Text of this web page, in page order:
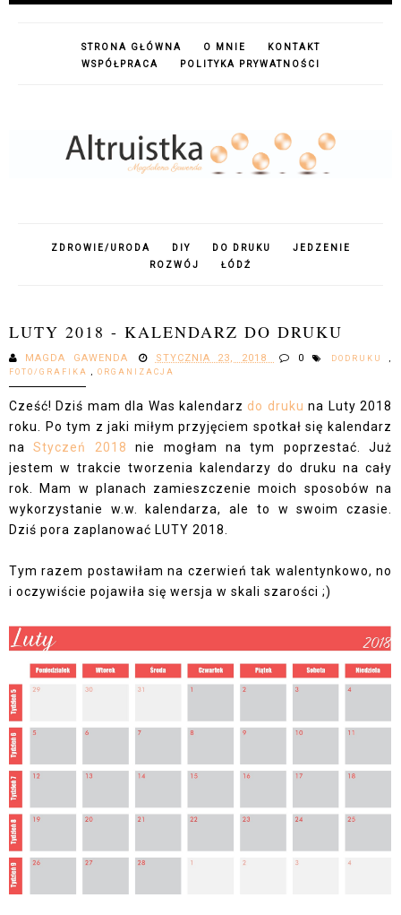
STRONA GŁÓWNA O MNIE
KONTAKT
WSPÓŁPRACA
POLITYKA PRYWATNOŚCI
ZDROWIE/URODA DIY DO DRUKU
JEDZENIE
ROZWÓJ
ŁÓDŹ
LUTY 2018 - KALENDARZ DO DRUKU
MAGDA GAWENDA STYCZNIA 23, 2018 0 DODRUKU
FOTO/GRAFIKA
ORGANIZACJA
Cześć! Dziś mam dla Was kalendarz do druku na Luty 2018
roku. Po tym z jaki miłym przyjęciem spotkał się kalendarz
na
Styczeń 2018
nie mogłam na tym poprzestać. Już
jestem w trakcie tworzenia kalendarzy do druku na cały
rok. Mam w planach zamieszczenie moich sposobów na
wykorzystanie w.w. kalendarza, ale to w swoim czasie.
Dziś pora zaplanować LUTY 2018.
Tym razem postawiłam na czerwień tak walentynkowo, no
i oczywiście pojawiła się wersja w skali szarości ;)